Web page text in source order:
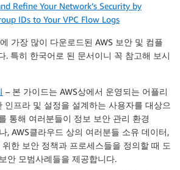
Refine Your Network’s Security by
IDs to Your VPC Flow Logs
가장 많이 다운로드된 AWS 보안 및 컴플
. 특히 한국어로 된 문서이니 꼭 참고해 보시
– 본 가이드는 AWS상에서 운영되는 어플리
인프라 및 설정을 설계하는 사용자를 대상으
통해 여러분들이 정보 보안 관리 환경
, AWS클라우드 상의 여러분들 소유 데이터,
한 보안 정책과 프로세스들을 정의할 때 도
안 모범사례들을 제공합니다.